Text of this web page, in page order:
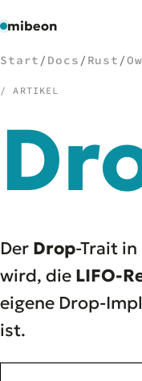
mibeon
Start
MB
04
Docs
06
07
Start / Docs / Rust /
/ ARTIKEL
Der Drop-Trait
wird, die LIFO-
eigene Drop-
ist.